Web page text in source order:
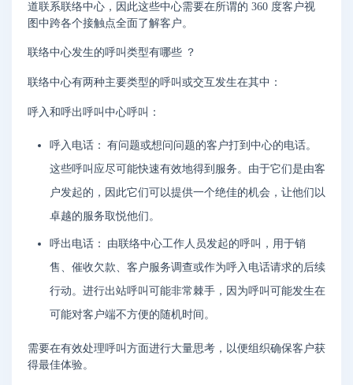
道联系联络中心，因此这些中心需要在所谓的 360 度客户视
图中跨各个接触点全面了解客户。
联络中心发生的呼叫类型有哪些 ？
联络中心有两种主要类型的呼叫或交互发生在其中：
呼入和呼出呼叫中心呼叫：
呼入电话： 有问题或想问问题的客户打到中心的电话。
这些呼叫应尽可能快速有效地得到服务。由于它们是由客
户发起的，因此它们可以提供一个绝佳的机会，让他们以
卓越的服务取悦他们。
呼出电话： 由联络中心工作人员发起的呼叫，用于销
售、催收欠款、客户服务调查或作为呼入电话请求的后续
行动。进行出站呼叫可能非常棘手，因为呼叫可能发生在
可能对客户端不方便的随机时间。
需要在有效处理呼叫方面进行大量思考，以便组织确保客户获
得最佳体验。